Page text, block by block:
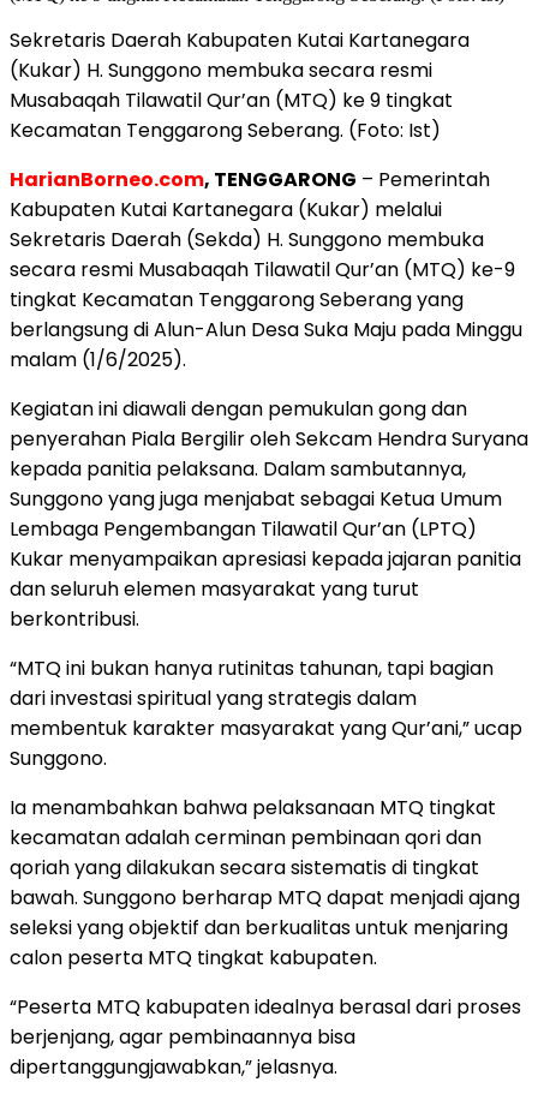
Sekretaris Daerah Kabupaten Kutai Kartanegara
(Kukar) H. Sunggono membuka secara resmi
Musabaqah Tilawatil Qur’an (MTQ) ke 9 tingkat
Kecamatan Tenggarong Seberang. (Foto: Ist)
HarianBorneo.com, TENGGARONG – Pemerintah
Kabupaten Kutai Kartanegara (Kukar) melalui
Sekretaris Daerah (Sekda) H. Sunggono membuka
secara resmi Musabaqah Tilawatil Qur’an (MTQ) ke-9
tingkat Kecamatan Tenggarong Seberang yang
berlangsung di Alun-Alun Desa Suka Maju pada Minggu
malam (1/6/2025).
Kegiatan ini diawali dengan pemukulan gong dan
penyerahan Piala Bergilir oleh Sekcam Hendra Suryana
kepada panitia pelaksana. Dalam sambutannya,
Sunggono yang juga menjabat sebagai Ketua Umum
Lembaga Pengembangan Tilawatil Qur’an (LPTQ)
Kukar menyampaikan apresiasi kepada jajaran panitia
dan seluruh elemen masyarakat yang turut
berkontribusi.
“MTQ ini bukan hanya rutinitas tahunan, tapi bagian
dari investasi spiritual yang strategis dalam
membentuk karakter masyarakat yang Qur’ani,” ucap
Sunggono.
Ia menambahkan bahwa pelaksanaan MTQ tingkat
kecamatan adalah cerminan pembinaan qori dan
qoriah yang dilakukan secara sistematis di tingkat
bawah. Sunggono berharap MTQ dapat menjadi ajang
seleksi yang objektif dan berkualitas untuk menjaring
calon peserta MTQ tingkat kabupaten.
“Peserta MTQ kabupaten idealnya berasal dari proses
berjenjang, agar pembinaannya bisa
dipertanggungjawabkan,” jelasnya.